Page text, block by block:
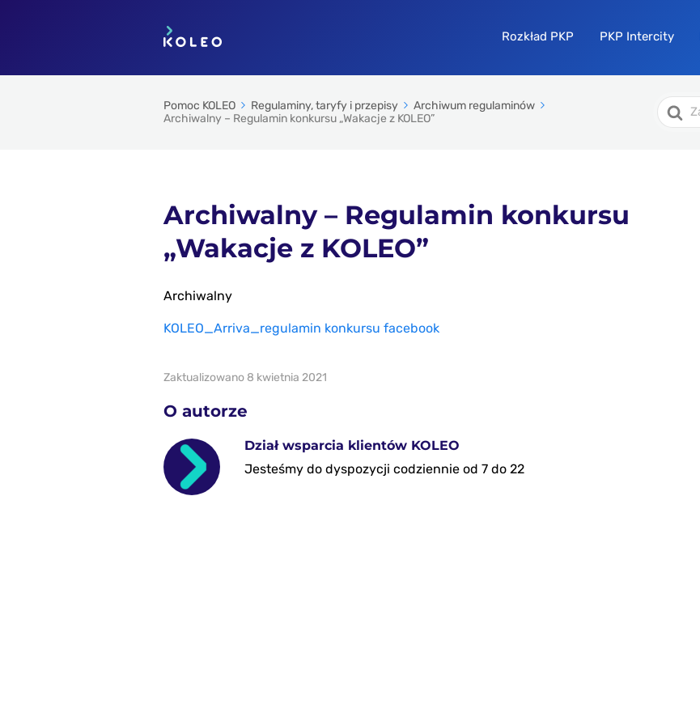
Rozkład PKP PKP Intercity
Pomoc KOLEO Regulaminy, taryfy i przepisy
Archiwum regulaminów
Archiwalny – Regulamin konkursu „Wakacje z KOLEO”
Search
For
Archiwalny – Regulamin konkursu
„Wakacje z KOLEO”
Archiwalny
KOLEO_Arriva_regulamin konkursu facebook
Zaktualizowano 8 kwietnia 2021
O autorze
Dział wsparcia klientów KOLEO
Jesteśmy do dyspozycji codziennie od 7 do 22